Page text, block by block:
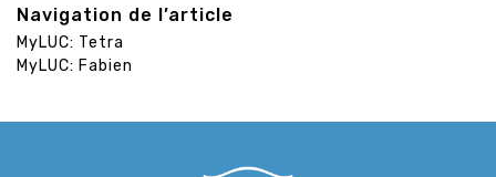
Navigation de l’article
MyLUC: Tetra
MyLUC: Fabien